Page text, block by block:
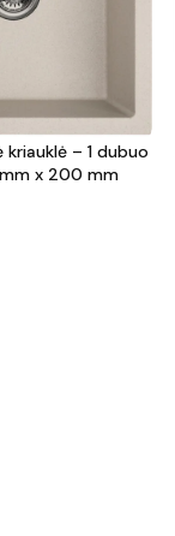
– 1 dubuo
x 200 mm